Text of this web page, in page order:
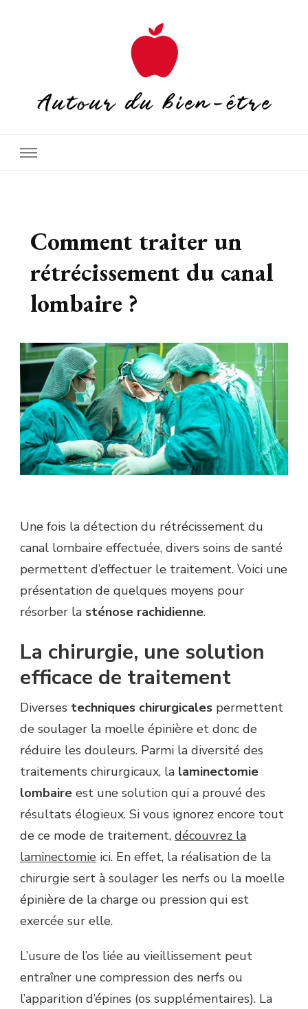
Comment traiter un
rétrécissement du canal
lombaire ?
Une fois la détection du rétrécissement du
canal lombaire effectuée, divers soins de santé
permettent d’effectuer le traitement. Voici une
présentation de quelques moyens pour
résorber la sténose rachidienne.
La chirurgie, une solution
efficace de traitement
Diverses techniques chirurgicales permettent
de soulager la moelle épinière et donc de
réduire les douleurs. Parmi la diversité des
traitements chirurgicaux, la laminectomie
lombaire est une solution qui a prouvé des
résultats élogieux. Si vous ignorez encore tout
de ce mode de traitement, découvrez la
laminectomie ici. En effet, la réalisation de la
chirurgie sert à soulager les nerfs ou la moelle
épinière de la charge ou pression qui est
exercée sur elle.
L’usure de l’os liée au vieillissement peut
entraîner une compression des nerfs ou
l’apparition d’épines (os supplémentaires). La